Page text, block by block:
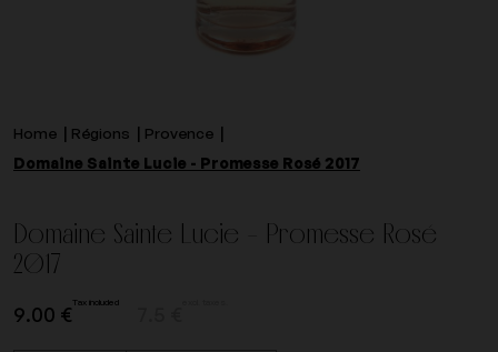
Home Régions
Provence
Domaine Sainte Lucie - Promesse Rosé 2017
Domaine Sainte Lucie - Promesse Rosé
2017
9.00 € Tax included